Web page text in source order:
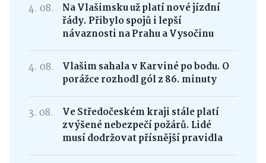
4. 08.
Na Vlašimsku už platí nové jízdní
řády. Přibylo spojů i lepší
návaznosti na Prahu a Vysočinu
4. 08.
Vlašim sahala v Karviné po bodu. O
porážce rozhodl gól z 86. minuty
3. 08.
Ve Středočeském kraji stále platí
zvýšené nebezpečí požárů. Lidé
musí dodržovat přísnější pravidla